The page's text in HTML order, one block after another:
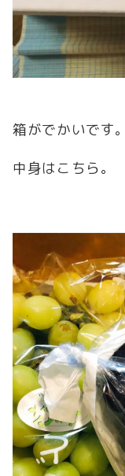
箱がでかいです。
中身はこちら。